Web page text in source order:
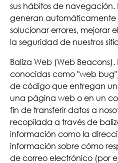
sus hábitos de navegación.
generan automáticamente
solucionar errores, mejorar
la seguridad de nuestros
Baliza Web (Web
conocidas como "web
de código que entregan
una página web o en un
fin de transferir datos a
recopilada a través de
información como la
información sobre cómo
de correo electrónico (por